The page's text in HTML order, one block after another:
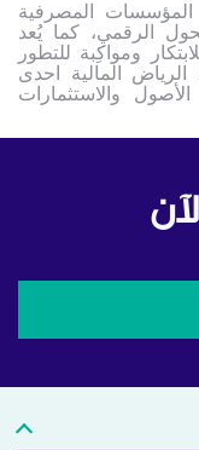
المصرفية
الرقمي، كما يُعد
ومواكِبة للتطور
المالية احدى
والاستثمارات